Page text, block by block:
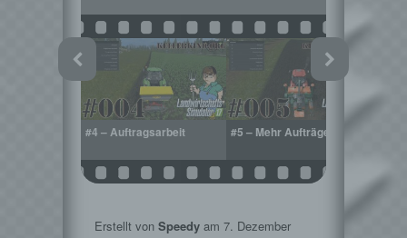
#4 – Auftragsarbeit #5 – Mehr Aufträge
Erstellt von Speedy am 7. Dezember